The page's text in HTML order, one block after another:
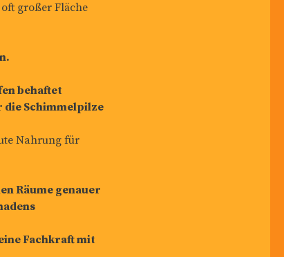
großer Fläche
behaftet
die Schimmelpilze
Nahrung für
Räume genauer
Fachkraft mit